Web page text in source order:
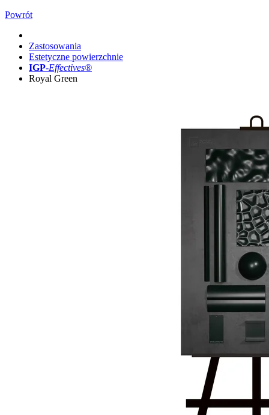
Powrót
Zastosowania
Estetyczne powierzchnie
IGP-Effectives®
Royal Green